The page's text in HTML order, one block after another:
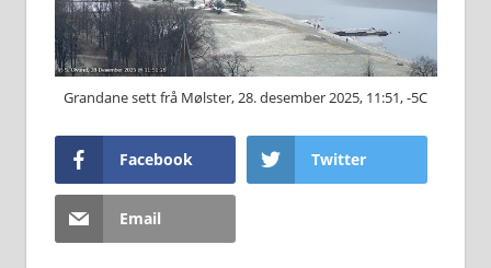
Grandane sett frå Mølster, 28. desember 2025, 11:51, -5C
Facebook Twitter
Email